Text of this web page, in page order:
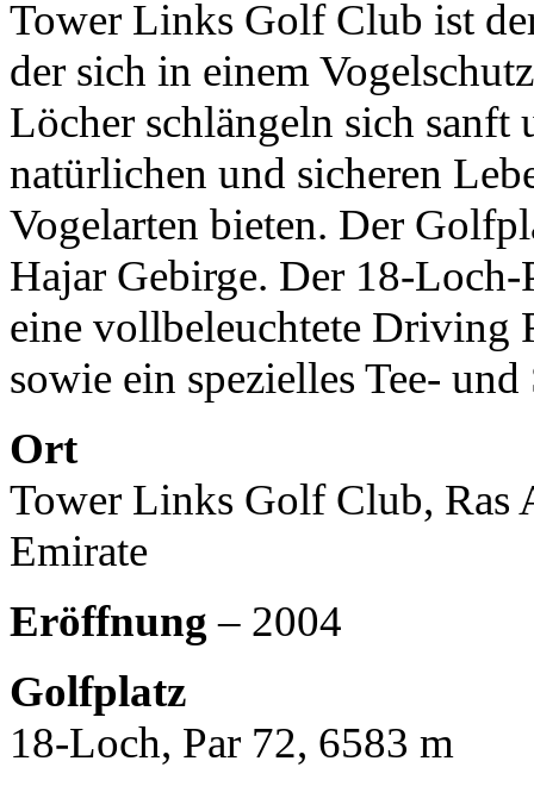
Tower Links Golf Club ist
der sich in einem
Löcher schlängeln sich sanft
natürlichen und sicheren
Vogelarten bieten. Der
Hajar Gebirge. Der 18-
eine vollbeleuchtete Driving
sowie ein spezielles Tee-
Ort
Tower Links Golf Club, Ras
Emirate
Eröffnung – 2004
Golfplatz
18-Loch, Par 72, 6583 m